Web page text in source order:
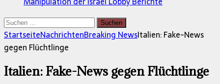
Suchen
nach:
StartseiteNachrichtenBreaking NewsItalien: Fake-News
gegen Flüchtlinge
Italien: Fake-News gegen Flüchtlinge